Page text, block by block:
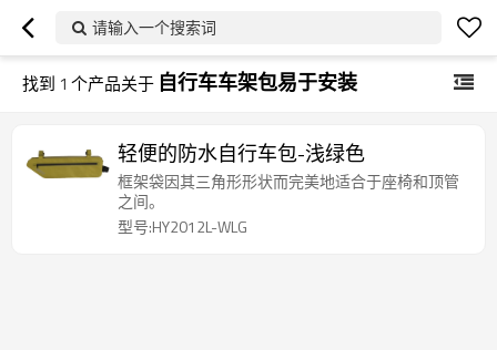
请输入一个搜索词
找到 1 个产品关于 自行车车架包易于安装
轻便的防水自行车包-浅绿色
框架袋因其三角形形状而完美地适合于座椅和顶管
之间。
型号:HY2012L-WLG